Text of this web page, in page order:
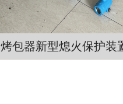
烤包器新型熄火保护装